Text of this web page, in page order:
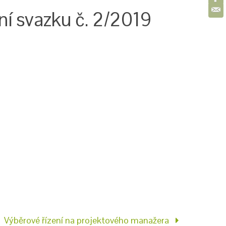
svazku č. 2/2019
Výběrové řízení na projektového manažera